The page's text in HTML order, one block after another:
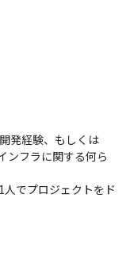
スのAP設計、DB構
Aurora、
Redshiftなどの
目指しています
その中から自ら選
経験やスキル、キ
います
発経験、もしくは
ンフラに関する何ら
人でプロジェクトをド